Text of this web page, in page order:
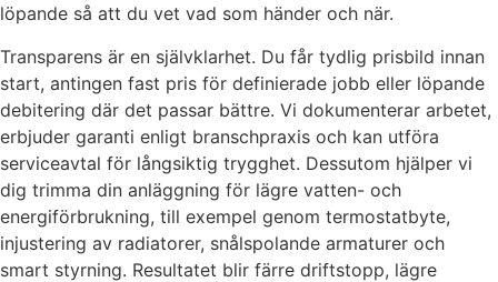
löpande så att du vet vad som händer och när.
Transparens är en självklarhet. Du får tydlig prisbild innan
start, antingen fast pris för definierade jobb eller löpande
debitering där det passar bättre. Vi dokumenterar arbetet,
erbjuder garanti enligt branschpraxis och kan utföra
serviceavtal för långsiktig trygghet. Dessutom hjälper vi
dig trimma din anläggning för lägre vatten- och
energiförbrukning, till exempel genom termostatbyte,
injustering av radiatorer, snålspolande armaturer och
smart styrning. Resultatet blir färre driftstopp, lägre